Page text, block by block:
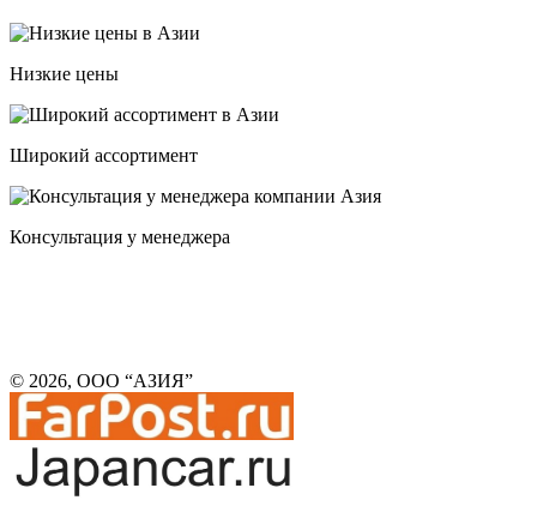
Низкие цены
Широкий ассортимент
Консультация у менеджера
© 2026, ООО “АЗИЯ”